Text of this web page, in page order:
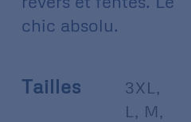
chic absolu.
Tailles 3XL ,
L , M ,